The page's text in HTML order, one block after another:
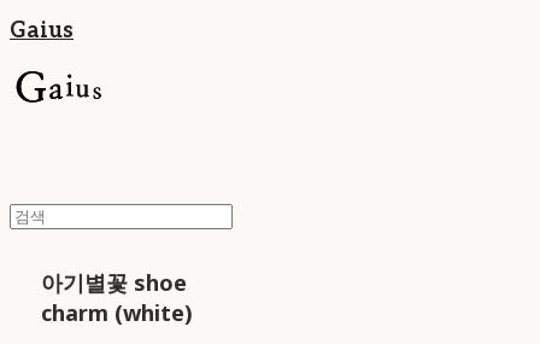
Gaius
아기별꽃 shoe
charm (white)